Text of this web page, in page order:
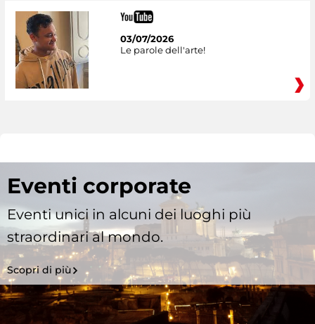
03/07/2026
Le parole dell'arte!
Eventi corporate
Eventi unici in alcuni dei luoghi più
straordinari al mondo.
Scopri di più